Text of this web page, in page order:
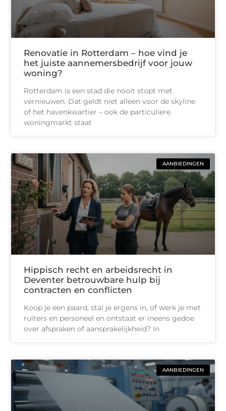
Renovatie in Rotterdam – hoe vind je
het juiste aannemersbedrijf voor jouw
woning?
Rotterdam is een stad die nooit stopt met
vernieuwen. Dat geldt niet alleen voor de skyline
of het havenkwartier – ook de particuliere
woningmarkt staat
AANBIEDINGEN
Hippisch recht en arbeidsrecht in
Deventer betrouwbare hulp bij
contracten en conflicten
Koop je een paard, stal je ergens in, of werk je met
ruiters en personeel en ontstaat er ineens gedoe
over afspraken of aansprakelijkheid? In
AANBIEDINGEN